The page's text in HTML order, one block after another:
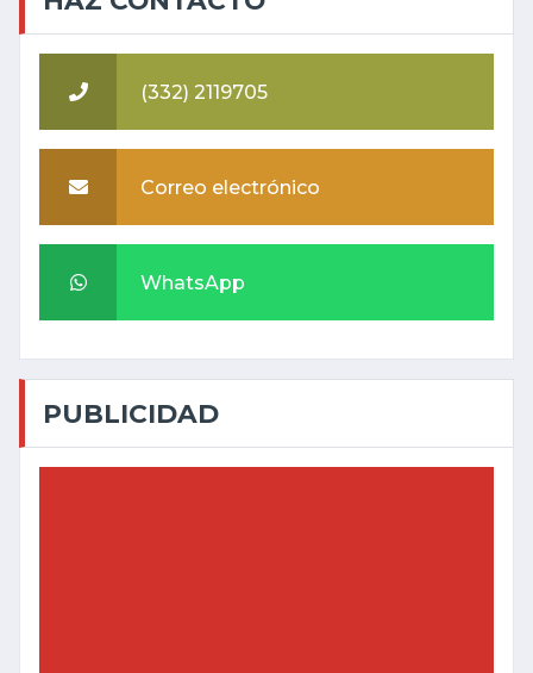
(332) 2119705
Correo electrónico
WhatsApp
PUBLICIDAD